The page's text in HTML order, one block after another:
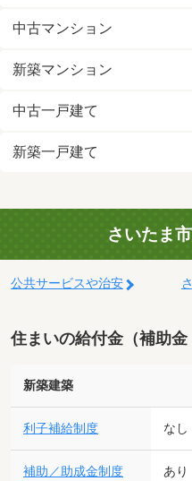
中古マンション
新築マンション
中古一戸建て
新築一戸建て
さいたま
公共サービスや治安
住まいの給付金（補助金
新築建築
利子補給制度 なし
補助／助成金制度 あり